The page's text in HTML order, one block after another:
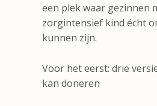
een plek waar gezinnen
zorgintensief kind écht
kunnen zijn.
Voor het eerst: drie
kan doneren